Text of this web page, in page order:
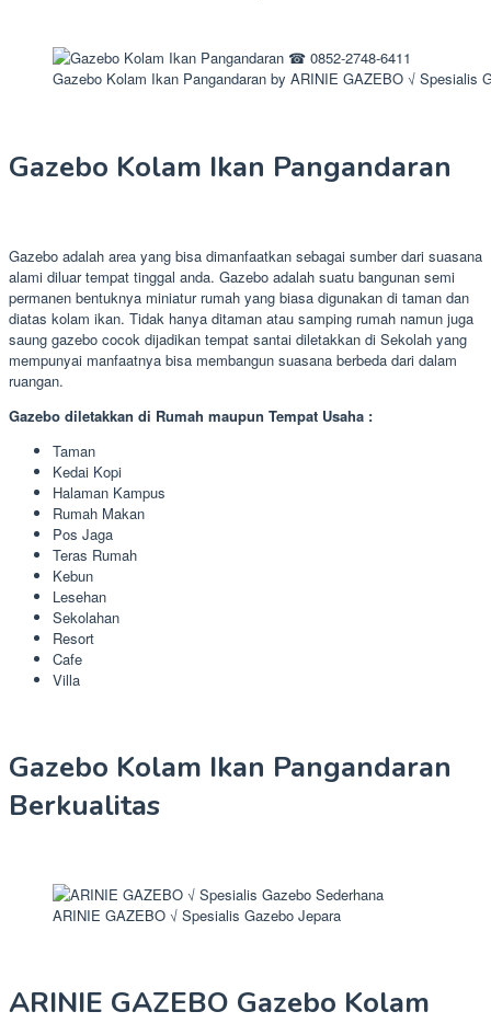
Gazebo Kolam Ikan Pangandaran by ARINIE GAZEBO √ Spesialis
Gazebo Kolam Ikan Pangandaran
Gazebo adalah area yang bisa dimanfaatkan sebagai sumber dari suasana
alami diluar tempat tinggal anda. Gazebo adalah suatu bangunan semi
permanen bentuknya miniatur rumah yang biasa digunakan di taman dan
diatas kolam ikan. Tidak hanya ditaman atau samping rumah namun juga
saung gazebo cocok dijadikan tempat santai diletakkan di Sekolah yang
mempunyai manfaatnya bisa membangun suasana berbeda dari dalam
ruangan.
Gazebo diletakkan di Rumah maupun Tempat Usaha :
Taman
Kedai Kopi
Halaman Kampus
Rumah Makan
Pos Jaga
Teras Rumah
Kebun
Lesehan
Sekolahan
Resort
Cafe
Villa
Gazebo Kolam Ikan Pangandaran
Berkualitas
ARINIE GAZEBO √ Spesialis Gazebo Jepara
ARINIE GAZEBO Gazebo Kolam